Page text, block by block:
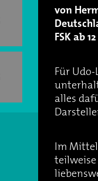
von
FSK ab
Für
alles
Im